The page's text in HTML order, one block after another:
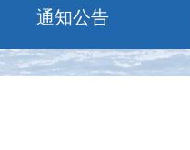
通知公告